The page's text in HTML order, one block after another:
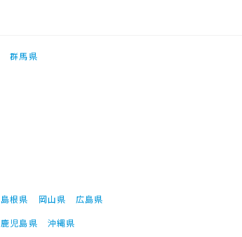
群馬県
島根県 岡山県
広島県
鹿児島県 沖縄県